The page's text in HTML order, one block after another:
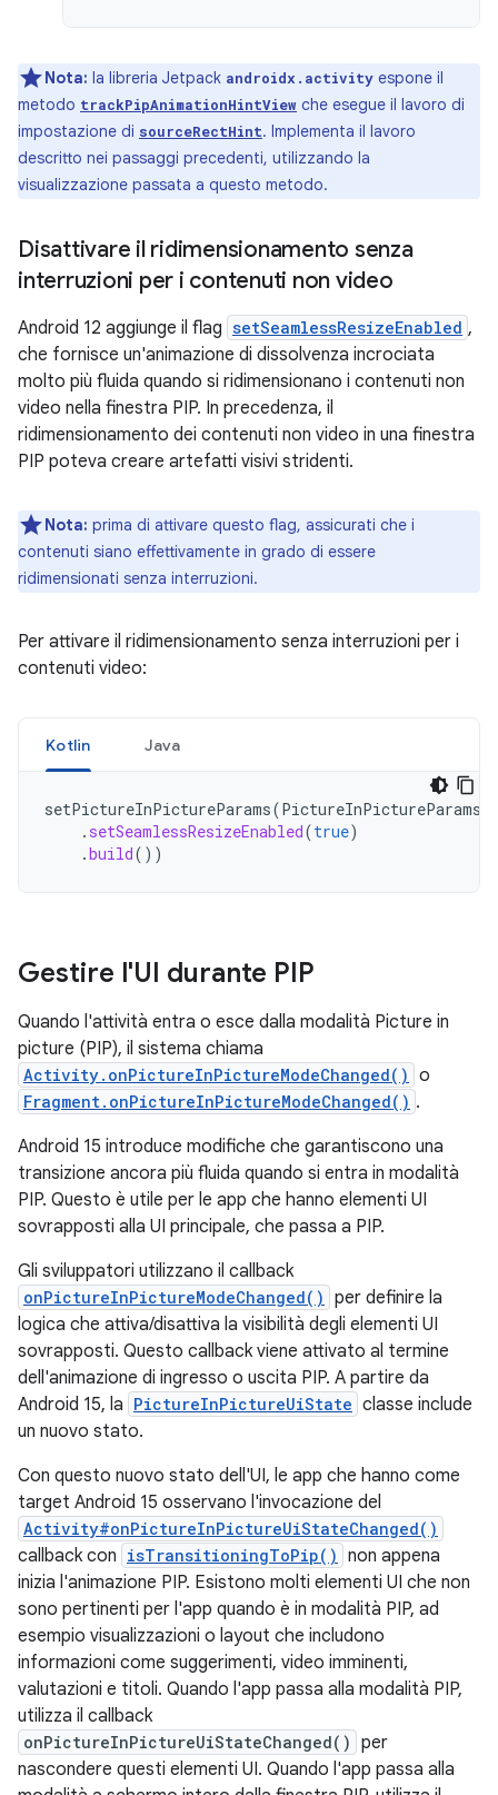
Nota: la libreria Jetpack androidx.activity espone il
metodo trackPipAnimationHintView che esegue il lavoro di
impostazione di sourceRectHint. Implementa il lavoro
descritto nei passaggi precedenti, utilizzando la
visualizzazione passata a questo metodo.
Disattivare il ridimensionamento senza
interruzioni per i contenuti non video
Android 12 aggiunge il flag setSeamlessResizeEnabled ,
che fornisce un'animazione di dissolvenza incrociata
molto più fluida quando si ridimensionano i contenuti non
video nella finestra PIP. In precedenza, il
ridimensionamento dei contenuti non video in una finestra
PIP poteva creare artefatti visivi stridenti.
Nota: prima di attivare questo flag, assicurati che i
contenuti siano effettivamente in grado di essere
ridimensionati senza interruzioni.
Per attivare il ridimensionamento senza interruzioni per i
contenuti video:
Kotlin Java
setPictureInPictureParams(PictureInPictureParams
. setSeamlessResizeEnabled(true)
.build())
Gestire l'UI durante PIP
Quando l'attività entra o esce dalla modalità Picture in
picture (PIP), il sistema chiama
Activity.onPictureInPictureModeChanged() o
Fragment.onPictureInPictureModeChanged() .
Android 15 introduce modifiche che garantiscono una
transizione ancora più fluida quando si entra in modalità
PIP. Questo è utile per le app che hanno elementi UI
sovrapposti alla UI principale, che passa a PIP.
Gli sviluppatori utilizzano il callback
onPictureInPictureModeChanged() per definire la
logica che attiva/disattiva la visibilità degli elementi UI
sovrapposti. Questo callback viene attivato al termine
dell'animazione di ingresso o uscita PIP. A partire da
Android 15, la PictureInPictureUiState classe include
un nuovo stato.
Con questo nuovo stato dell'UI, le app che hanno come
target Android 15 osservano l'invocazione del
Activity#onPictureInPictureUiStateChanged()
callback con isTransitioningToPip() non appena
inizia l'animazione PIP. Esistono molti elementi UI che non
sono pertinenti per l'app quando è in modalità PIP, ad
esempio visualizzazioni o layout che includono
informazioni come suggerimenti, video imminenti,
valutazioni e titoli. Quando l'app passa alla modalità PIP,
utilizza il callback
onPictureInPictureUiStateChanged() per
nascondere questi elementi UI. Quando l'app passa alla